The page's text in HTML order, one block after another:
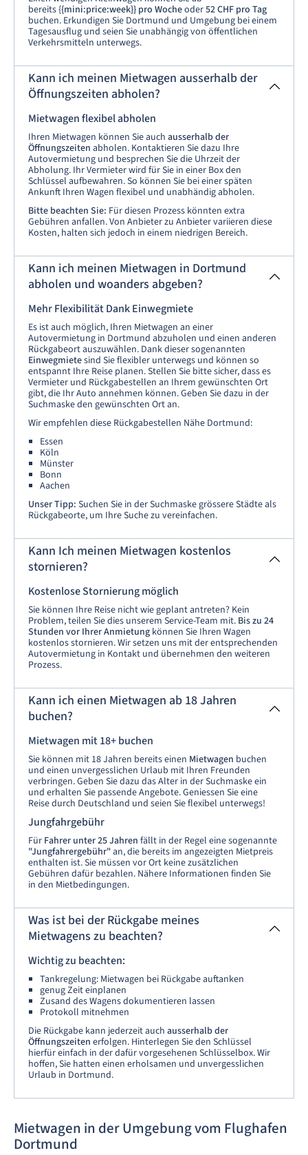
bereits {{mini:price:week}} pro Wocheoder52 CHF pro Tag
buchen. Erkundigen Sie Dortmund und Umgebung bei einem
Tagesausflug und seien Sie unabhängig von öffentlichen
Verkehrsmitteln unterwegs.
Kann ich meinen Mietwagen ausserhalb der
Öffnungszeiten abholen?
Mietwagen flexibel abholen
Ihren Mietwagen können Sie auch ausserhalb der
Öffnungszeiten abholen. Kontaktieren Sie dazu Ihre
Autovermietung und besprechen Sie die Uhrzeit der
Abholung. Ihr Vermieter wird für Sie in einer Box den
Schlüssel aufbewahren. So können Sie bei einer späten
Ankunft Ihren Wagen flexibel und unabhändig abholen.
Bitte beachten Sie: Für diesen Prozess könnten extra
Gebühren anfallen. Von Anbieter zu Anbieter variieren diese
Kosten, halten sich jedoch in einem niedrigen Bereich.
Kann ich meinen Mietwagen in Dortmund
abholen und woanders abgeben?
Mehr Flexibilität Dank Einwegmiete
Es ist auch möglich, Ihren Mietwagen an einer
Autovermietung in Dortmund abzuholen und einen anderen
Rückgabeort auszuwählen. Dank dieser sogenannten
Einwegmietesind Sie flexibler unterwegs und können so
entspannt Ihre Reise planen. Stellen Sie bitte sicher, dass es
Vermieter und Rückgabestellen an Ihrem gewünschten Ort
gibt, die Ihr Auto annehmen können. Geben Sie dazu in der
Suchmaske den gewünschten Ort an.
Wir empfehlen diese Rückgabestellen Nähe Dortmund:
Essen
Köln
Münster
Bonn
Aachen
Unser Tipp: Suchen Sie in der Suchmaske grössere Städte als
Rückgabeorte, um Ihre Suche zu vereinfachen.
Kann Ich meinen Mietwagen kostenlos
stornieren?
Kostenlose Stornierung möglich
Sie können Ihre Reise nicht wie geplant antreten? Kein
Problem, teilen Sie dies unserem Service-Team mit. Bis zu 24
Stunden vor Ihrer Anmietung können Sie Ihren Wagen
kostenlos stornieren. Wir setzen uns mit der entsprechenden
Autovermietung in Kontakt und übernehmen den weiteren
Prozess.
Kann ich einen Mietwagen ab 18 Jahren
buchen?
Mietwagen mit 18+ buchen
Sie können mit 18 Jahren bereits einen Mietwagen buchen
und einen unvergesslichen Urlaub mit Ihren Freunden
verbringen. Geben Sie dazu das Alter in der Suchmaske ein
und erhalten Sie passende Angebote. Geniessen Sie eine
Reise durch Deutschland und seien Sie flexibel unterwegs!
Jungfahrgebühr
Für Fahrer unter 25 Jahren fällt in der Regel eine sogenannte
"Jungfahrergebühr"an, die bereits im angezeigten Mietpreis
enthalten ist. Sie müssen vor Ort keine zusätzlichen
Gebühren dafür bezahlen. Nähere Informationen finden Sie
in den Mietbedingungen.
Was ist bei der Rückgabe meines
Mietwagens zu beachten?
Wichtig zu beachten:
Tankregelung: Mietwagen bei Rückgabe auftanken
genug Zeit einplanen
Zusand des Wagens dokumentieren lassen
Protokoll mitnehmen
Die Rückgabe kann jederzeit auch ausserhalb der
Öffnungszeiten erfolgen. Hinterlegen Sie den Schlüssel
hierfür einfach in der dafür vorgesehenen Schlüsselbox. Wir
hoffen, Sie hatten einen erholsamen und unvergesslichen
Urlaub in Dortmund.
Mietwagen in der Umgebung vom Flughafen
Dortmund